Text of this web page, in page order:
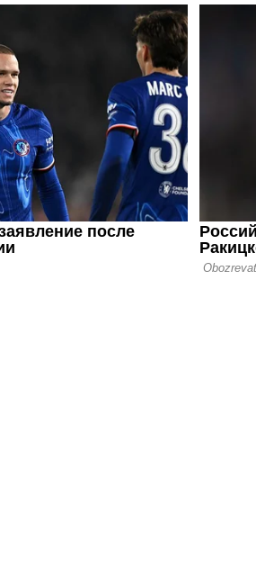
Лиги
09.06.25 15:15
Ямаль обошел всех: в
он - самый дорогой
планеты
06.06.25 16:24
Рафинья обошел
взял Игрока года в
(удар по Золотому
Ламина?)